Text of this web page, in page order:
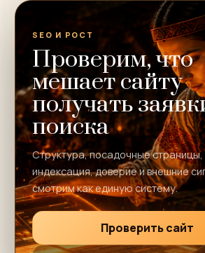
SEO И РОСТ
Проверим, что
мешает сайту
получать
поиска
Структура, посадочные страницы,
индексация, доверие и внешние
смотрим как единую систему.
Проверить сайт